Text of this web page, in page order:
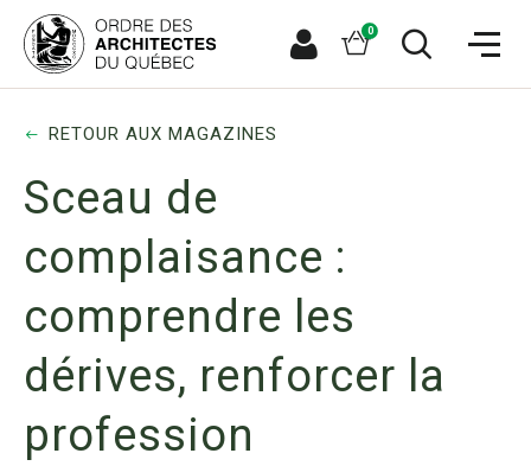
directement
recherche
directement
contenu
principal
Panier
0
membre
le
la
site
RETOUR AUX MAGAZINES
Sceau de
complaisance :
comprendre les
dérives, renforcer la
profession